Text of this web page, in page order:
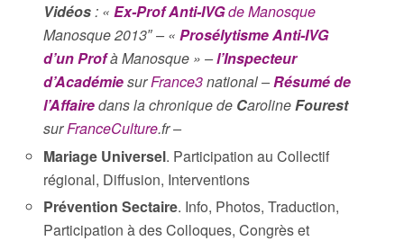
Vidéos: «Ex-Prof Anti-IVGde Manosque
Manosque 2013″ – «Prosélytisme Anti-IVG
d’un Profà Manosque » –l’Inspecteur
d’AcadémiesurFrance3national –Résumé de
l’Affairedans la chronique de CarolineFourest
surFranceCulture.fr –
Mariage Universel. Participation au Collectif
régional, Diffusion, Interventions
Prévention Sectaire. Info, Photos, Traduction,
Participation à des Colloques, Congrès et